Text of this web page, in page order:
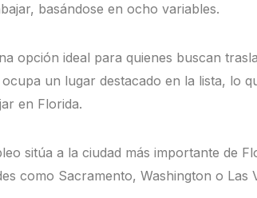
basándose en ocho variables.
opción ideal para quienes buscan
un lugar destacado en la lista, lo
en Florida.
sitúa a la ciudad más importante de
como Sacramento, Washington o Las